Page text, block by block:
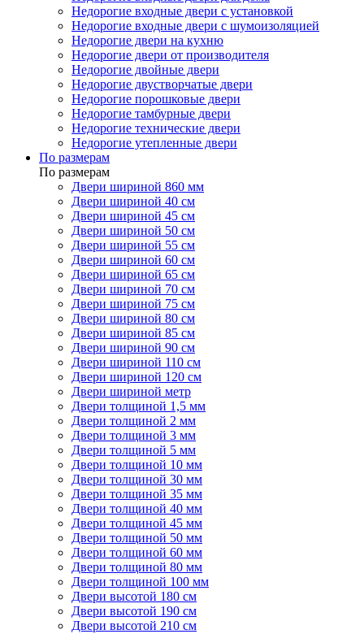
Недорогие входные двери с установкой
Недорогие входные двери с шумоизоляцией
Недорогие двери на кухню
Недорогие двери от производителя
Недорогие двойные двери
Недорогие двустворчатые двери
Недорогие порошковые двери
Недорогие тамбурные двери
Недорогие технические двери
Недорогие утепленные двери
По размерам
По размерам
Двери шириной 860 мм
Двери шириной 40 см
Двери шириной 45 см
Двери шириной 50 см
Двери шириной 55 см
Двери шириной 60 см
Двери шириной 65 см
Двери шириной 70 см
Двери шириной 75 см
Двери шириной 80 см
Двери шириной 85 см
Двери шириной 90 см
Двери шириной 110 см
Двери шириной 120 см
Двери шириной метр
Двери толщиной 1,5 мм
Двери толщиной 2 мм
Двери толщиной 3 мм
Двери толщиной 5 мм
Двери толщиной 10 мм
Двери толщиной 30 мм
Двери толщиной 35 мм
Двери толщиной 40 мм
Двери толщиной 45 мм
Двери толщиной 50 мм
Двери толщиной 60 мм
Двери толщиной 80 мм
Двери толщиной 100 мм
Двери высотой 180 см
Двери высотой 190 см
Двери высотой 210 см